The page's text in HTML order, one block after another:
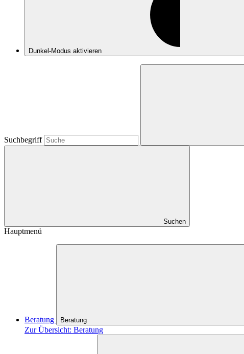
Dunkel-Modus aktivieren
Suchbegriff
Suchen
Hauptmenü
Beratung Beratung
Zur Übersicht: Beratung